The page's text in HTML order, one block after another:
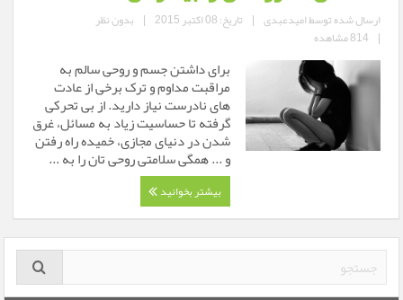
ارسال شده توسطامیدعبدی | تاریخ: 08 اکتبر 2015 | بدون نظر
| 814 مشاهده
برای داشتن جسم و روحی سالم به
مراقبت مداوم و ترک برخی از عادت
های نادرست نیاز دارید. از بی تحرکی
گرفته تا حساسیت زیاد به مسائل، غرق
شدن در دنیای مجازی، خمیده راه رفتن
و ... همگی سلامتی روحی تان را به ...
بیشتر بخوانید